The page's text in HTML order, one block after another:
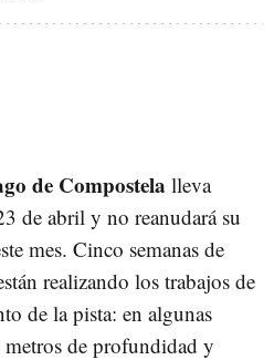
de Compostela lleva
de abril y no reanudará su
mes. Cinco semanas de
realizando los trabajos de
de la pista: en algunas
metros de profundidad y